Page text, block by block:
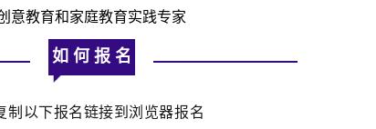
意教育和家庭教育实践专家
如 何 报 名
制以下报名链接到浏览器报名